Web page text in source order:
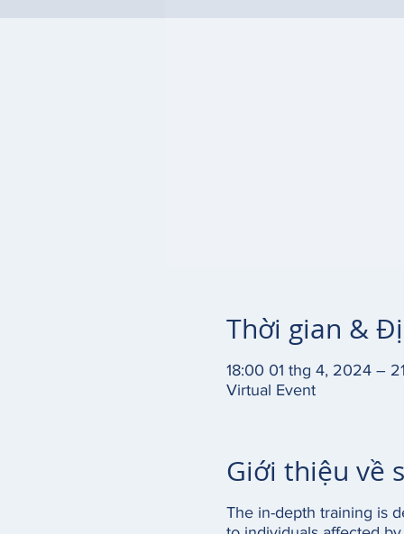
Thời gian &
18:00 01 thg 4, 2024 –
Virtual Event
Giới thiệu về
The in-depth training is